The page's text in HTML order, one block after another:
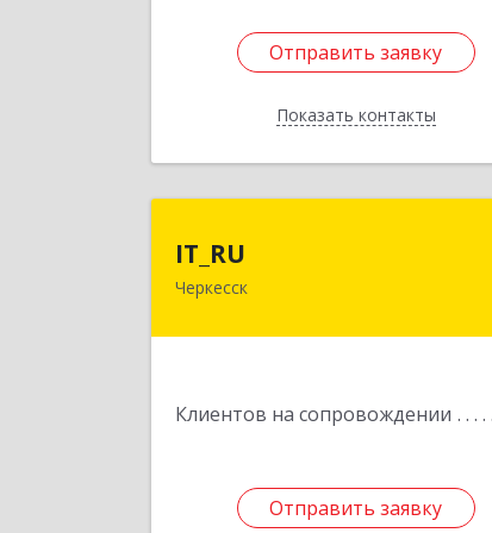
Отправить заявку
Показать контакты
Отправить заявку
Назад
IT_RU
Черкесск
Клиентов на сопровождении
Отправить заявку
Отправить заявку